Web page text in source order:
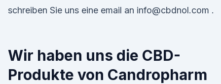
schreiben Sie uns eine email an info@cbdnol.com .
Wir haben uns die CBD-
Produkte von Candropharm